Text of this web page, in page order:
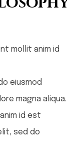
mollit anim id
eiusmod
magna aliqua.
id est
sed do